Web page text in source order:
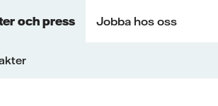
och press Jobba hos oss